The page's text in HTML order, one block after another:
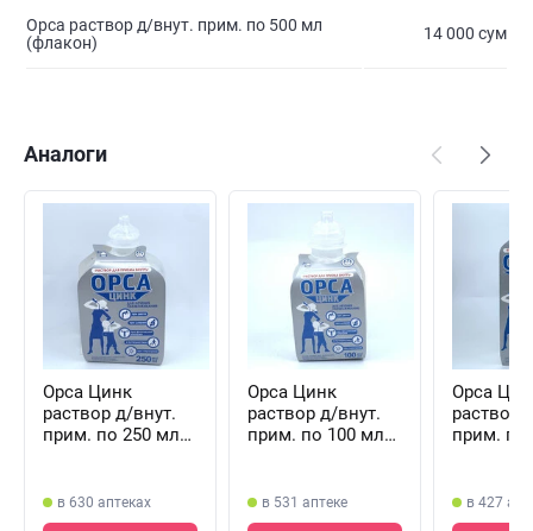
Орса раствор д/внут. прим. по 500 мл
(флакон)
14 000 сум
Аналоги
Орса Цинк
раствор д/внут.
прим. по 250 мл
в 630 аптеках
Орса Цинк
раствор д/внут.
прим. по 100 мл
в 531 аптеке
Орса
раствор
прим. по
в 427